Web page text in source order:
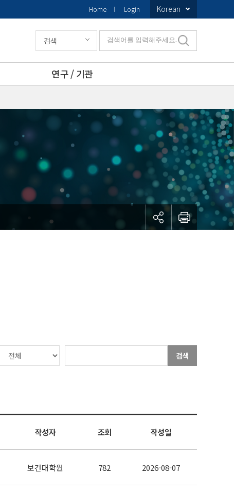
Home Login Korean
연구 / 기관
검색 검색어를 입력해주세요.
검색
작성자 조회 작성일
보건대학원 782 2026-08-07